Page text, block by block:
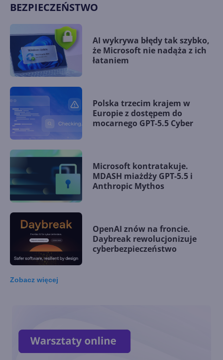
BEZPIECZEŃSTWO
AI wykrywa błędy tak szybko,
że Microsoft nie nadąża z ich
łataniem
Polska trzecim krajem w
Europie z dostępem do
mocarnego GPT-5.5 Cyber
Microsoft kontratakuje.
MDASH miażdży GPT-5.5 i
Anthropic Mythos
OpenAI znów na froncie.
Daybreak rewolucjonizuje
cyberbezpieczeństwo
Zobacz więcej